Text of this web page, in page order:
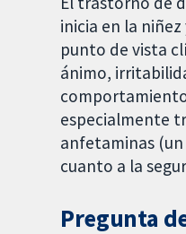
inicia en la
punto de vista
ánimo,
especialmente
anfetaminas
cuanto a la
Pregunta